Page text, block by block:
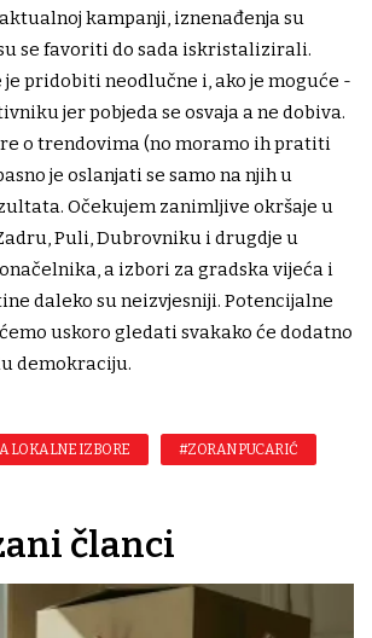
kampanji, iznenađenja su
se favoriti do sada iskristalizirali.
je pridobiti neodlučne i, ako je moguće -
jer pobjeda se osvaja a ne dobiva.
o trendovima (no moramo ih pratiti
je oslanjati se samo na njih u
Očekujem zanimljive okršaje u
Puli, Dubrovniku i drugdje u
a izbori za gradska vijeća i
daleko su neizvjesniji. Potencijalne
uskoro gledati svakako će dodatno
demokraciju.
LOKALNE IZBORE #ZORAN PUCARIĆ
članci